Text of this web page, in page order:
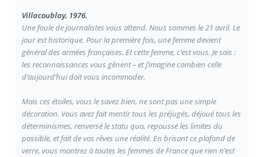
Villacoublay, 1976.
Une foule de journalistes vous attend. Nous sommes le 21 avril. Le
jour est historique. Pour la première fois, une femme devient
général des armées françaises. Et cette femme, c’est vous. Je sais :
les reconnaissances vous gênent – et j’imagine combien celle
d’aujourd’hui doit vous incommoder.
Mais ces étoiles, vous le savez bien, ne sont pas une simple
décoration. Vous avez fait mentir tous les préjugés, déjoué tous les
déterminismes, renversé le statu quo, repoussé les limites du
possible, et fait de vos rêves une réalité. En brisant ce plafond de
verre, vous montrez à toutes les femmes de France que rien n’est